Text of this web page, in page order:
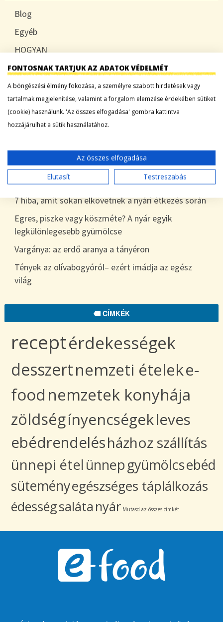
Blog
Egyéb
HOGYAN
TUDATOSAN
LEGFRISSEBB BEJEGYZÉSEK
desszert
Tökszezon: sokoldalú alapanyagok a nyártól
egészen télig
7 hiba, amit sokan elkövetnek a nyári étkezés során
Egres, piszke vagy köszméte? A nyár egyik
legkülönlegesebb gyümölcse
Vargánya: az erdő aranya a tányéron
Tények az olívabogyóról– ezért imádja az egész
világ
CÍMKÉK
receptérdekességek
desszertnemzeti ételeke-
food nemzetek konyhája
zöldségínyencségekleves
ebédrendelésházhoz szállítás
ünnepi ételünnepgyümölcsebéd
süteményegészséges táplálkozás
édességsaláta nyár Mutasd az összes címkét
FONTOSNAK TARTJUK AZ ADATOK VÉDELMÉT
A böngészési élmény fokozása, a személyre szabott hirdetések vagy
tartalmak megjelenítése, valamint a forgalom elemzése érdekében sütiket
(cookie) használunk. 'Az összes elfogadása' gombra kattintva
hozzájárulhat a sütik használatához.
Az összes elfogadása
Elutasít
Testreszabás